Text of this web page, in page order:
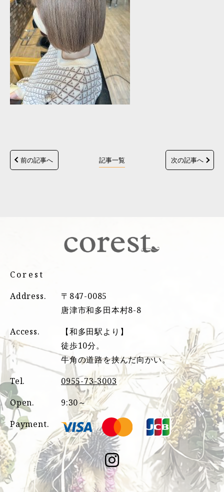
前の記事へ 記事一覧 次の記事へ
Corest
Address.
〒847-0085
唐津市和多田本村8-8
Access.
【和多田駅より】
徒歩10分。
牛角の道路を挟んだ向かい。
Tel.
0955-73-3003
Open.
9:30～
Payment.